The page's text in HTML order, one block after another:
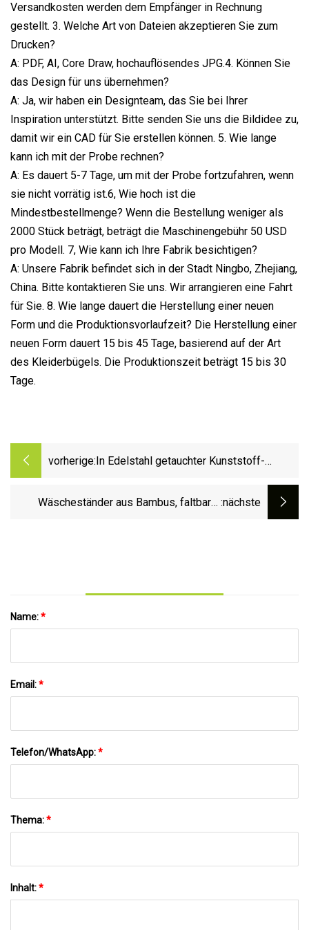
Versandkosten werden dem Empfänger in Rechnung
gestellt. 3. Welche Art von Dateien akzeptieren Sie zum
Drucken?
A: PDF, AI, Core Draw, hochauflösendes JPG.4. Können Sie
das Design für uns übernehmen?
A: Ja, wir haben ein Designteam, das Sie bei Ihrer
Inspiration unterstützt. Bitte senden Sie uns die Bildidee zu,
damit wir ein CAD für Sie erstellen können. 5. Wie lange
kann ich mit der Probe rechnen?
A: Es dauert 5-7 Tage, um mit der Probe fortzufahren, wenn
sie nicht vorrätig ist.6, Wie hoch ist die
Mindestbestellmenge? Wenn die Bestellung weniger als
2000 Stück beträgt, beträgt die Maschinengebühr 50 USD
pro Modell. 7, Wie kann ich Ihre Fabrik besichtigen?
A: Unsere Fabrik befindet sich in der Stadt Ningbo, Zhejiang,
China. Bitte kontaktieren Sie uns. Wir arrangieren eine Fahrt
für Sie. 8. Wie lange dauert die Herstellung einer neuen
Form und die Produktionsvorlaufzeit? Die Herstellung einer
neuen Form dauert 15 bis 45 Tage, basierend auf der Art
des Kleiderbügels. Die Produktionszeit beträgt 15 bis 30
Tage.
vorherige:In Edelstahl getauchter Kunststoff-
Wäscheständer aus Bambus, faltbarer :nächste
Name:*
Email:*
Telefon/WhatsApp:*
Thema:*
Inhalt:*